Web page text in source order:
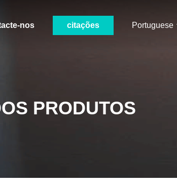
nos citações Portuguese
PRODUTOS